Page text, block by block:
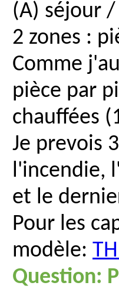
(A) séjour /
2 zones :
Comme
pièce par
chauffées
Je prevois
l'incendie,
et le
Pour les
modèle:
Question: